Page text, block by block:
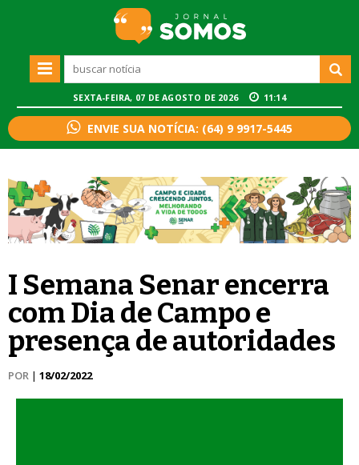
SEXTA-FEIRA, 07 DE AGOSTO DE 2026 11:14
ENVIE SUA NOTÍCIA: (64) 9 9917-5445
I Semana Senar encerra
com Dia de Campo e
presença de autoridades
POR | 18/02/2022